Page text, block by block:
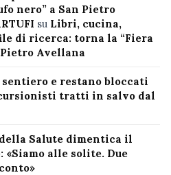
nero” a San Pietro
su Libri, cucina,
di ricerca: torna la “Fiera
Avellana
e restano bloccati
tratti in salvo dal
Salute dimentica il
«Siamo alle solite. Due